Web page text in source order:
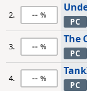
2. --
PC
3. --
The
PC
4. --
PC